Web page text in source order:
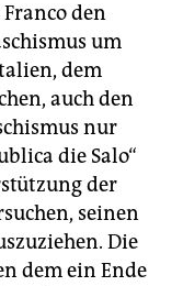
den
um
dem
auch den
nur
die Salo“
der
seinen
Die
dem ein Ende